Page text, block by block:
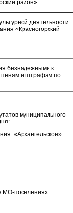
район».
деятельности
«Красногорский
безнадежными к
пеням и штрафам по
муниципального
«Архангельское»
МО-поселениях: